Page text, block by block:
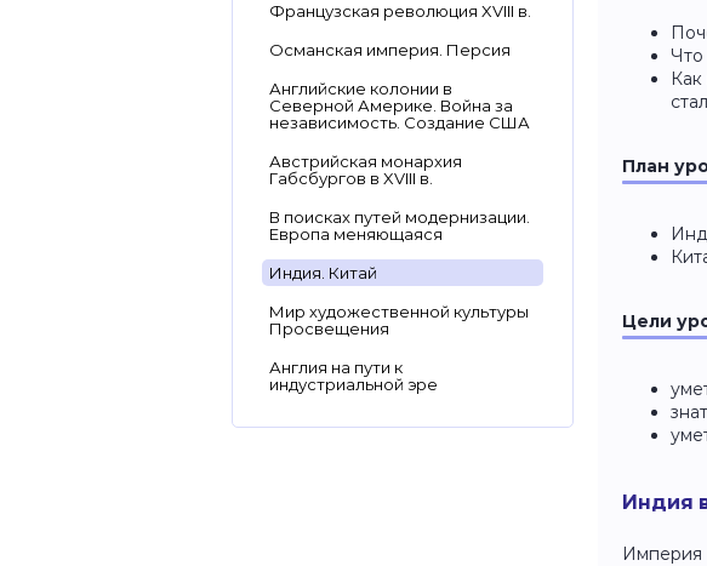
Французская революция XVIII в.
Османская империя. Персия
Английские колонии в
Северной Америке. Война за
независимость. Создание США
Австрийская монархия
Габсбургов в XVIII в.
В поисках путей модернизации.
Европа меняющаяся
Индия. Китай
Мир художественной культуры
Просвещения
Англия на пути к
индустриальной эре
План
Цели
Индия